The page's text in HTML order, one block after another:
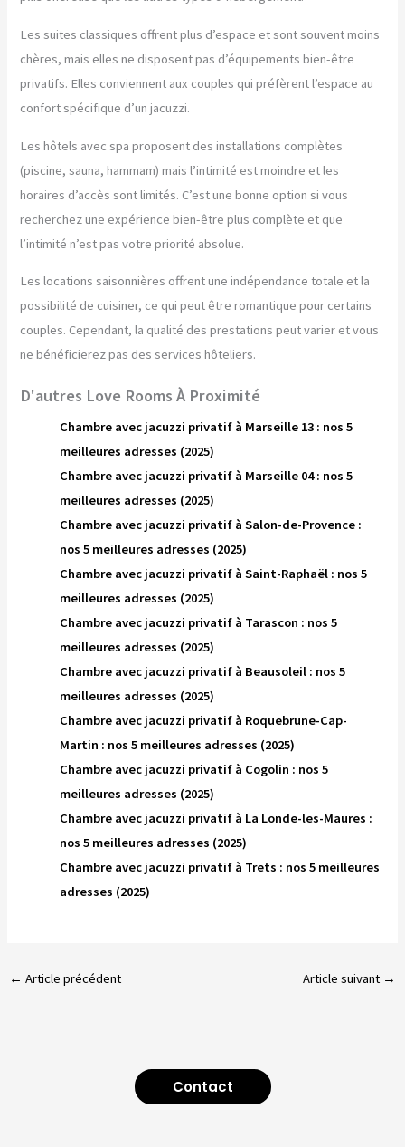
Les suites classiques offrent plus d’espace et sont souvent moins
chères, mais elles ne disposent pas d’équipements bien-être
privatifs. Elles conviennent aux couples qui préfèrent l’espace au
confort spécifique d’un jacuzzi.
Les hôtels avec spa proposent des installations complètes
(piscine, sauna, hammam) mais l’intimité est moindre et les
horaires d’accès sont limités. C’est une bonne option si vous
recherchez une expérience bien-être plus complète et que
l’intimité n’est pas votre priorité absolue.
Les locations saisonnières offrent une indépendance totale et la
possibilité de cuisiner, ce qui peut être romantique pour certains
couples. Cependant, la qualité des prestations peut varier et vous
ne bénéficierez pas des services hôteliers.
D'autres Love Rooms À Proximité
Chambre avec jacuzzi privatif à Marseille 13 : nos 5
meilleures adresses (2025)
Chambre avec jacuzzi privatif à Marseille 04 : nos 5
meilleures adresses (2025)
Chambre avec jacuzzi privatif à Salon-de-Provence :
nos 5 meilleures adresses (2025)
Chambre avec jacuzzi privatif à Saint-Raphaël : nos 5
meilleures adresses (2025)
Chambre avec jacuzzi privatif à Tarascon : nos 5
meilleures adresses (2025)
Chambre avec jacuzzi privatif à Beausoleil : nos 5
meilleures adresses (2025)
Chambre avec jacuzzi privatif à Roquebrune-Cap-
Martin : nos 5 meilleures adresses (2025)
Chambre avec jacuzzi privatif à Cogolin : nos 5
meilleures adresses (2025)
Chambre avec jacuzzi privatif à La Londe-les-Maures :
nos 5 meilleures adresses (2025)
Chambre avec jacuzzi privatif à Trets : nos 5 meilleures
adresses (2025)
← Article précédent Article suivant →
Contact